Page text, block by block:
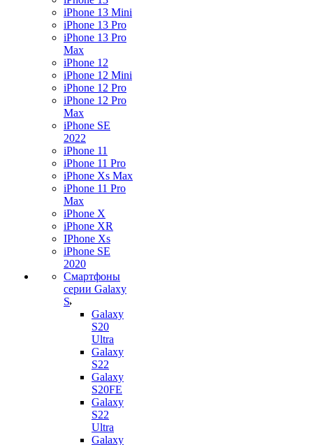
iPhone 13 Mini
iPhone 13 Pro
iPhone 13 Pro
Max
iPhone 12
iPhone 12 Mini
iPhone 12 Pro
iPhone 12 Pro
Max
iPhone SE
2022
iPhone 11
iPhone 11 Pro
iPhone Xs Max
iPhone 11 Pro
Max
iPhone X
iPhone XR
IPhone Xs
iPhone SE
2020
Смартфоны
серии Galaxy
S
Galaxy
S20
Ultra
Galaxy
S22
Galaxy
S20FE
Galaxy
S22
Ultra
Galaxy